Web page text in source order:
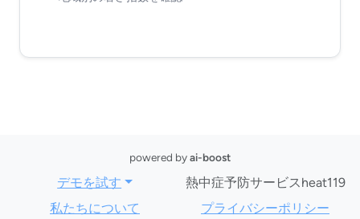
powered byai-boost
デモを試す
熱中症予防サービスheat119
私たちについて
プライバシーポリシー